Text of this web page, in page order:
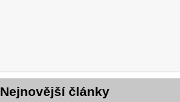
Nejnovější články